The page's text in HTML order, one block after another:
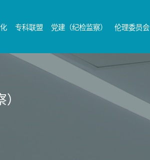
专科联盟 党建（纪检监察） 伦理委员会